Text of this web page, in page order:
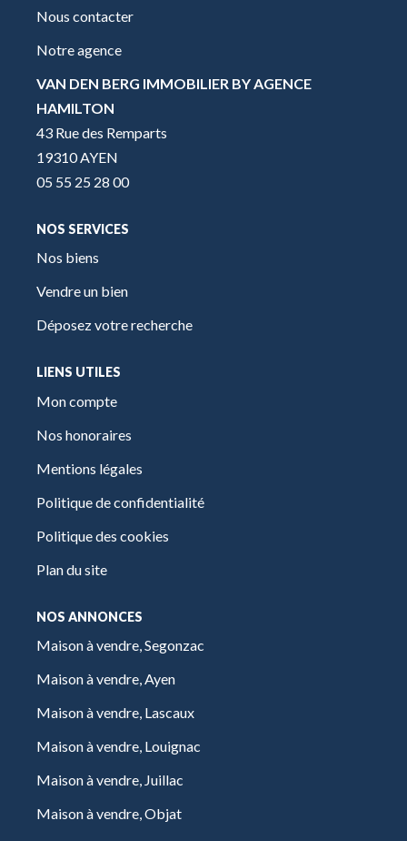
Nous contacter
Notre agence
VAN DEN BERG IMMOBILIER BY AGENCE
HAMILTON
43 Rue des Remparts
19310 AYEN
05 55 25 28 00
NOS SERVICES
Nos biens
Vendre un bien
Déposez votre recherche
LIENS UTILES
Mon compte
Nos honoraires
Mentions légales
Politique de confidentialité
Politique des cookies
Plan du site
NOS ANNONCES
Maison à vendre, Segonzac
Maison à vendre, Ayen
Maison à vendre, Lascaux
Maison à vendre, Louignac
Maison à vendre, Juillac
Maison à vendre, Objat